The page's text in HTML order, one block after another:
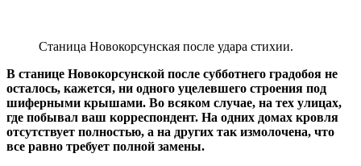
Станица Новокорсунская после удара стихии.
В станице Новокорсунской после субботнего градобоя не
осталось, кажется, ни одного уцелевшего строения под
шиферными крышами. Во всяком случае, на тех улицах,
где побывал ваш корреспондент. На одних домах кровля
отсутствует полностью, а на других так измолочена, что
все равно требует полной замены.